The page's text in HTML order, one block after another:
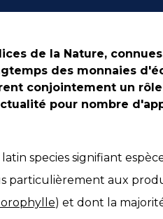
de la Nature,
des monnaies
conjointement un
pour nombre
species signifiant
particulièrement aux
) et dont la